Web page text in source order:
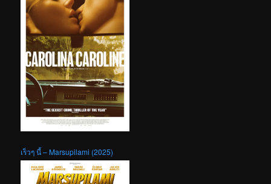
เร็วๆ นี้ – Marsupilami (2025)